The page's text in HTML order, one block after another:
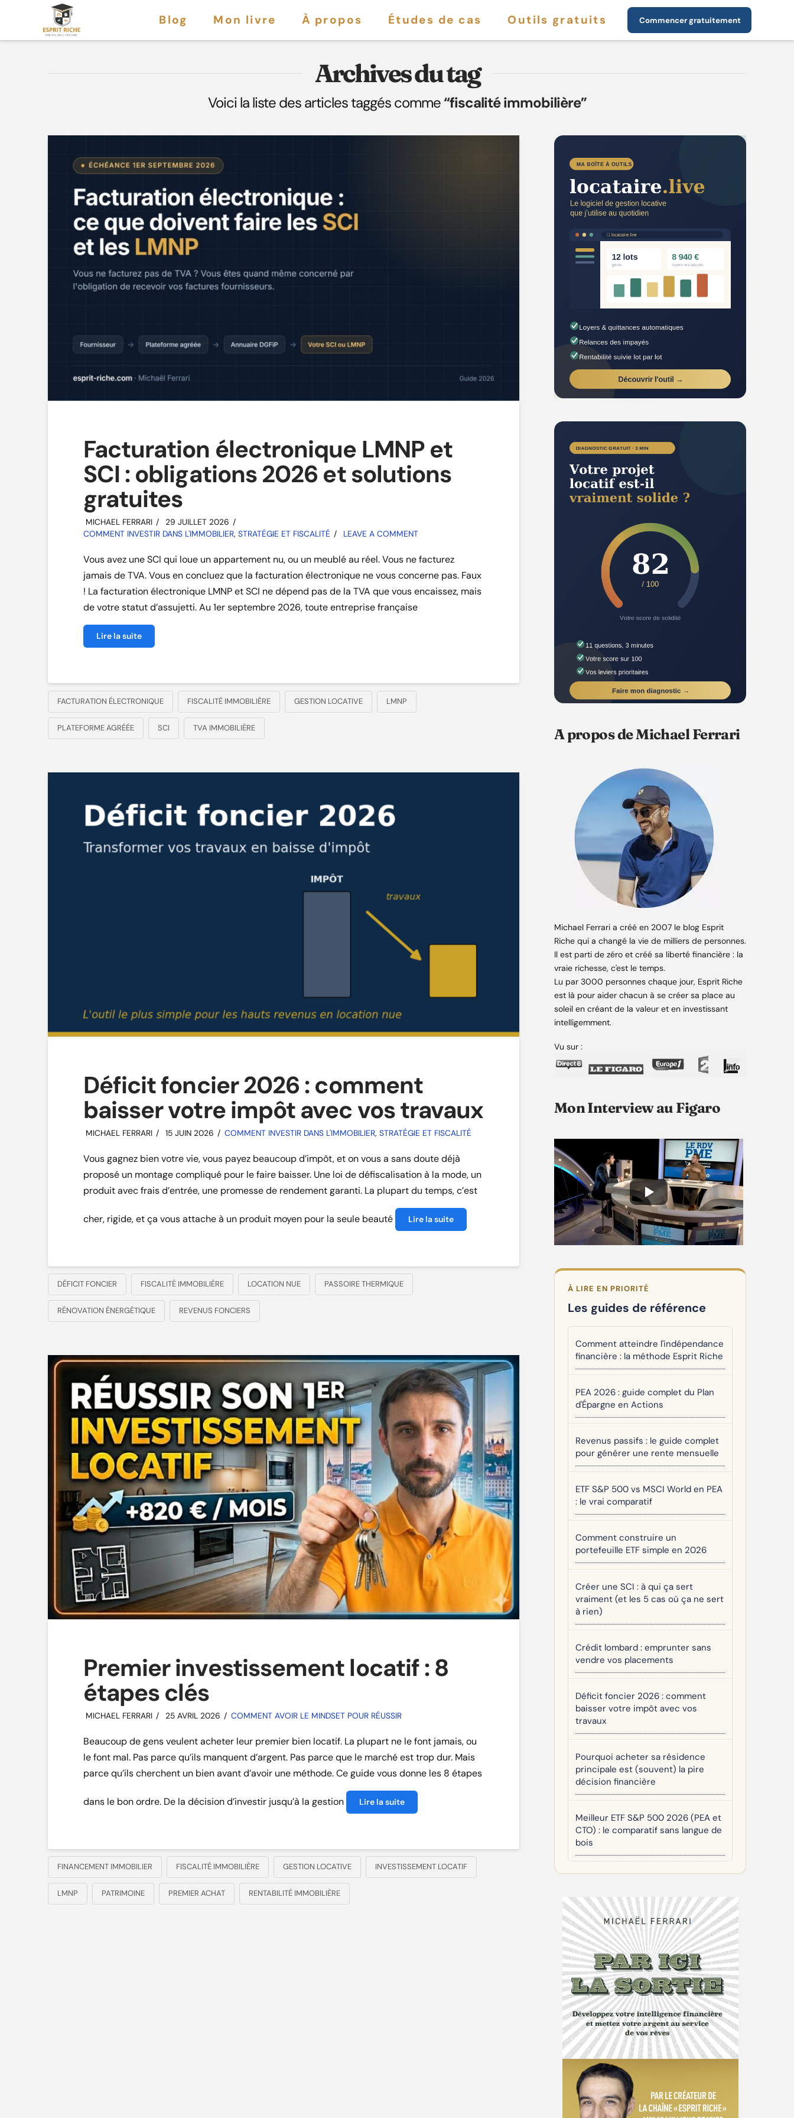
Blog Mon livre À propos Études de cas Outils gratuits Commencer gratuitement
Archives du tag
Voici la liste des articles taggés comme“fiscalité immobilière”
Facturation électronique LMNP et
SCI : obligations 2026 et solutions
gratuites
MICHAEL FERRARI
29 JUILLET 2026
COMMENT INVESTIR DANS L'IMMOBILIER, STRATÉGIE ET FISCALITÉ LEAVE A COMMENT
Vous avez une SCI qui loue un appartement nu, ou un meublé au réel. Vous ne facturez
jamais de TVA. Vous en concluez que la facturation électronique ne vous concerne pas. Faux
! La facturation électronique LMNP et SCI ne dépend pas de la TVA que vous encaissez, mais
de votre statut d’assujetti. Au 1er septembre 2026, toute entreprise française
Lire la suite
FACTURATION ÉLECTRONIQUE FISCALITÉ IMMOBILIÈRE GESTION LOCATIVE LMNP
PLATEFORME AGRÉÉE SCI TVA IMMOBILIÈRE
Déficit foncier 2026 : comment
baisser votre impôt avec vos travaux
MICHAEL FERRARI 15 JUIN 2026 COMMENT INVESTIR DANS L'IMMOBILIER, STRATÉGIE ET FISCALITÉ
Vous gagnez bien votre vie, vous payez beaucoup d’impôt, et on vous a sans doute déjà
proposé un montage compliqué pour le faire baisser. Une loi de défiscalisation à la mode, un
produit avec frais d’entrée, une promesse de rendement garanti. La plupart du temps, c’est
cher, rigide, et ça vous attache à un produit moyen pour la seule beauté Lire la suite
DÉFICIT FONCIER FISCALITÉ IMMOBILIÈRE LOCATION NUE PASSOIRE THERMIQUE
RÉNOVATION ÉNERGÉTIQUE REVENUS FONCIERS
Premier investissement locatif : 8
étapes clés
MICHAEL FERRARI 25 AVRIL 2026 COMMENT AVOIR LE MINDSET POUR RÉUSSIR
Beaucoup de gens veulent acheter leur premier bien locatif. La plupart ne le font jamais, ou
le font mal. Pas parce qu’ils manquent d’argent. Pas parce que le marché est trop dur. Mais
parce qu’ils cherchent un bien avant d’avoir une méthode. Ce guide vous donne les 8 étapes
dans le bon ordre. De la décision d’investir jusqu’à la gestion Lire la suite
FINANCEMENT IMMOBILIER FISCALITÉ IMMOBILIÈRE GESTION LOCATIVE INVESTISSEMENT LOCATIF
LMNP PATRIMOINE PREMIER ACHAT RENTABILITÉ IMMOBILIÈRE
A propos de Michael Ferrari
Michael Ferrari a créé en 2007 le blog Esprit
Riche qui a changé la vie de milliers de personnes.
Il est parti de zéro et créé sa liberté financière : la
vraie richesse, c'est le temps.
Lu par 3000 personnes chaque jour, Esprit Riche
est là pour aider chacun à se créer sa place au
soleil en créant de la valeur et en investissant
intelligemment.
Vu sur :
Mon Interview au Figaro
À LIRE EN PRIORITÉ
Les guides de référence
Comment atteindre l'indépendance
financière : la méthode Esprit Riche
PEA 2026 : guide complet du Plan
d'Épargne en Actions
Revenus passifs : le guide complet
pour générer une rente mensuelle
ETF S&P 500 vs MSCI World en PEA
: le vrai comparatif
Comment construire un
portefeuille ETF simple en 2026
Créer une SCI : à qui ça sert
vraiment (et les 5 cas où ça ne sert
à rien)
Crédit lombard : emprunter sans
vendre vos placements
Déficit foncier 2026 : comment
baisser votre impôt avec vos
travaux
Pourquoi acheter sa résidence
principale est (souvent) la pire
décision financière
Meilleur ETF S&P 500 2026 (PEA et
CTO) : le comparatif sans langue de
bois